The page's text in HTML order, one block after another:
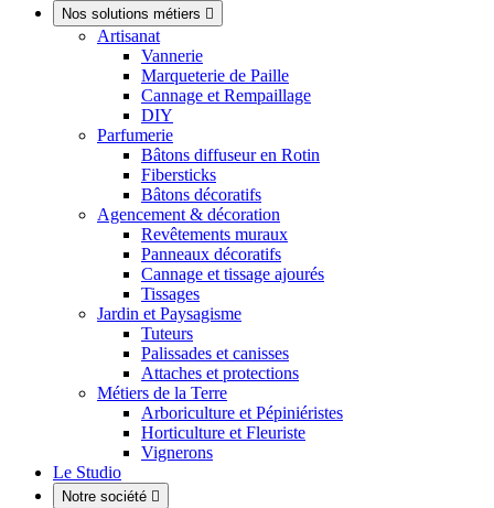
Nos solutions métiers 
Artisanat
Vannerie
Marqueterie de Paille
Cannage et Rempaillage
DIY
Parfumerie
Bâtons diffuseur en Rotin
Fibersticks
Bâtons décoratifs
Agencement & décoration
Revêtements muraux
Panneaux décoratifs
Cannage et tissage ajourés
Tissages
Jardin et Paysagisme
Tuteurs
Palissades et canisses
Attaches et protections
Métiers de la Terre
Arboriculture et Pépiniéristes
Horticulture et Fleuriste
Vignerons
Le Studio
Notre société 